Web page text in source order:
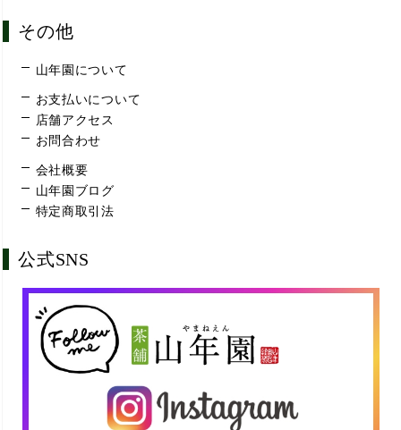
その他
山年園について
お支払いについて
店舗アクセス
お問合わせ
会社概要
山年園ブログ
特定商取引法
公式SNS